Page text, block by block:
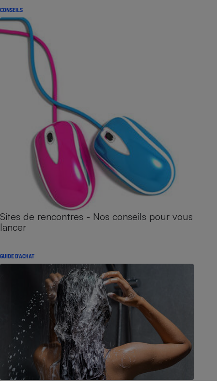
CONSEILS
Sites de rencontres - Nos conseils pour vous
lancer
GUIDE D'ACHAT